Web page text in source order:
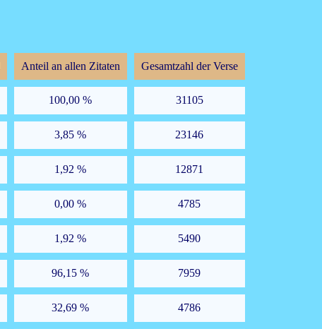
Anteil an allen Zitaten Gesamtzahl der Verse
100,00 % 31105
3,85 % 23146
1,92 % 12871
0,00 % 4785
1,92 % 5490
96,15 % 7959
32,69 % 4786